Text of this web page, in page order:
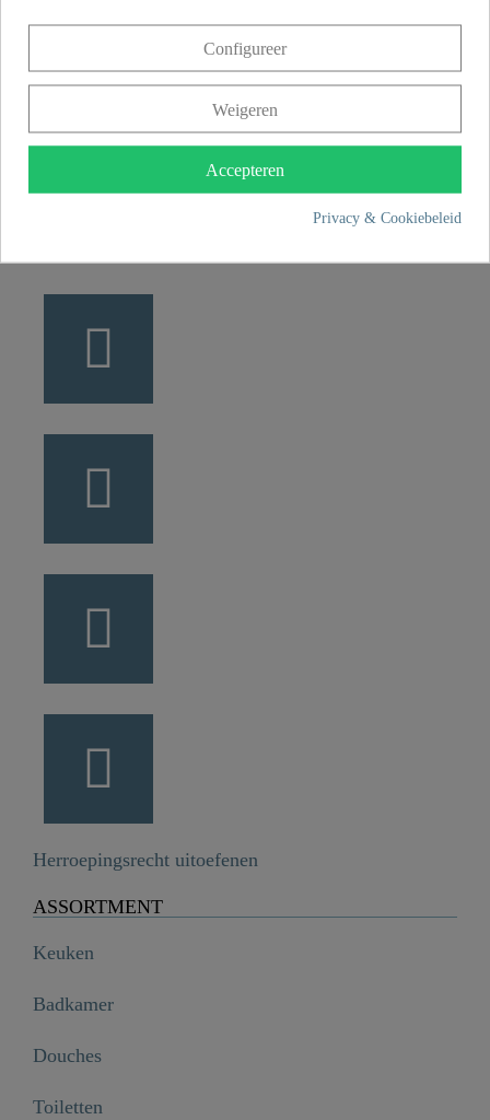
Franz Joseph Schütte GmbH
Hullerweg 1
+49 5407 8707 777
Herroepingsrecht uitoefenen
ASSORTMENT
Keuken
Badkamer
Douches
Toiletten
Configureer
Weigeren
Accepteren
Privacy & Cookiebeleid